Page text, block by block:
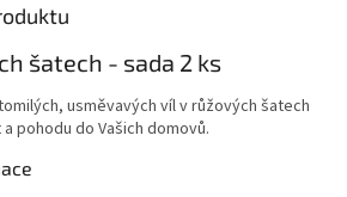
šatech - sada 2 ks
usměvavých víl v růžových šatech
pohodu do Vašich domovů.